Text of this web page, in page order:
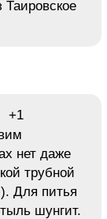
Таировское
+1
нет даже
трубной
Для питья
шунгит.